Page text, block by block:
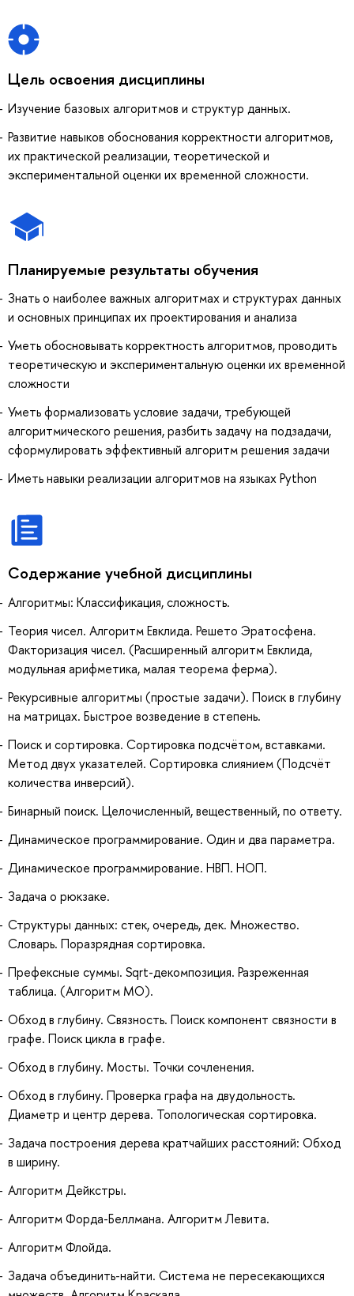
Цель освоения дисциплины
Изучение базовых алгоритмов и структур данных.
Развитие навыков обоснования корректности алгоритмов,
их практической реализации, теоретической и
экспериментальной оценки их временной сложности.
Планируемые результаты обучения
Знать о наиболее важных алгоритмах и структурах данных
и основных принципах их проектирования и анализа
Уметь обосновывать корректность алгоритмов, проводить
теоретическую и экспериментальную оценки их временной
сложности
Уметь формализовать условие задачи, требующей
алгоритмического решения, разбить задачу на подзадачи,
сформулировать эффективный алгоритм решения задачи
Иметь навыки реализации алгоритмов на языках Python
Содержание учебной дисциплины
Алгоритмы: Классификация, сложность.
Теория чисел. Алгоритм Евклида. Решето Эратосфена.
Факторизация чисел. (Расширенный алгоритм Евклида,
модульная арифметика, малая теорема ферма).
Рекурсивные алгоритмы (простые задачи). Поиск в глубину
на матрицах. Быстрое возведение в степень.
Поиск и сортировка. Сортировка подсчётом, вставками.
Метод двух указателей. Сортировка слиянием (Подсчёт
количества инверсий).
Бинарный поиск. Целочисленный, вещественный, по ответу.
Динамическое программирование. Один и два параметра.
Динамическое программирование. НВП. НОП.
Задача о рюкзаке.
Структуры данных: стек, очередь, дек. Множество.
Словарь. Поразрядная сортировка.
Префексные суммы. Sqrt-декомпозиция. Разреженная
таблица. (Алгоритм МО).
Обход в глубину. Связность. Поиск компонент связности в
графе. Поиск цикла в графе.
Обход в глубину. Мосты. Точки сочленения.
Обход в глубину. Проверка графа на двудольность.
Диаметр и центр дерева. Топологическая сортировка.
Задача построения дерева кратчайших расстояний: Обход
в ширину.
Алгоритм Дейкстры.
Алгоритм Форда-Беллмана. Алгоритм Левита.
Алгоритм Флойда.
Задача объединить-найти. Система не пересекающихся